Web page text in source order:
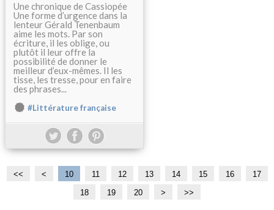
Une chronique de Cassiopée
Une forme d’urgence dans la
lenteur Gérald Tenenbaum
aime les mots. Par son
écriture, il les oblige, ou
plutôt il leur offre la
possibilité de donner le
meilleur d’eux-mêmes. Il les
tisse, les tresse, pour en faire
des phrases...
#Littérature française
<< < 10 11 12 13 14 15 16
17
18
19 20
3
> >>